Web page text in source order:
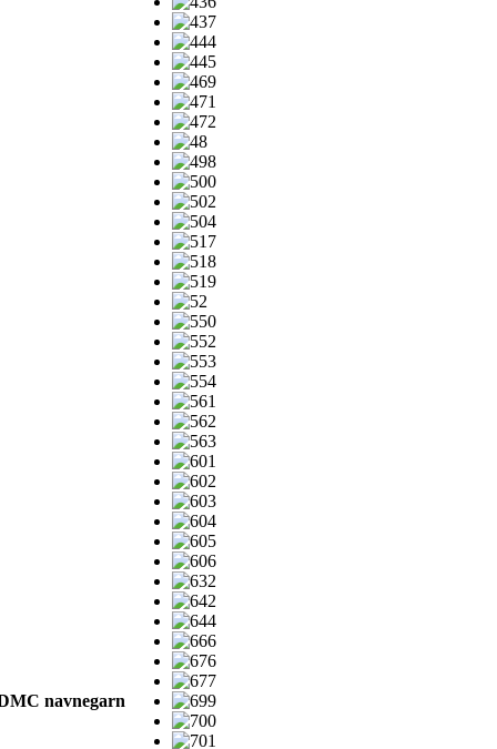
navnegarn